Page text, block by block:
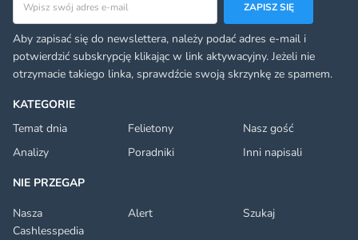
KATEGORIE
Temat dnia
Felietony
Nasz gość
Analizy
Poradniki
Inni napisali
NIE PRZEGAP
Nasza
Cashlesspedia
Alert Szukaj
ZAPISZ SIĘ
Aby zapisać się do newslettera, należy podać adres e-mail i
potwierdzić subskrypcję klikając w link aktywacyjny. Jeżeli nie
otrzymacie takiego linka, sprawdźcie swoją skrzynkę ze spamem.